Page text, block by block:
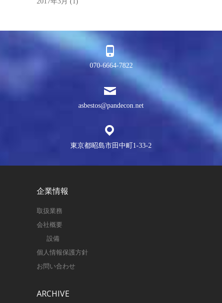
070-6664-7822
asbestos@pandecon.net
東京都昭島市田中町1-33-2
企業情報
取扱業務
会社概要
設備
個人情報保護方針
お問い合わせ
ARCHIVE